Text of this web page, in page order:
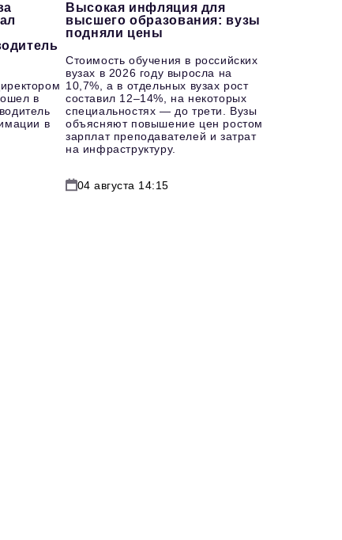
в
в
Высокая инфляция для
высшего образования: вузы
подняли цены
Стоимость обучения в российских
вузах в 2026 году выросла на
10,7%, а в отдельных вузах рост
составил 12–14%, на некоторых
специальностях — до трети. Вузы
объясняют повышение цен ростом
зарплат преподавателей и затрат
на инфраструктуру.
04 августа 14:15